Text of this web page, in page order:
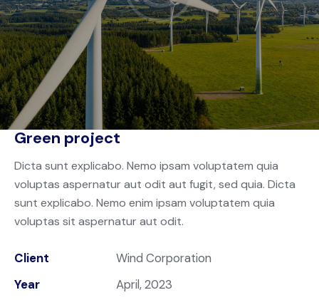
Green project
Dicta sunt explicabo. Nemo ipsam voluptatem quia
voluptas aspernatur aut odit aut fugit, sed quia. Dicta
sunt explicabo. Nemo enim ipsam voluptatem quia
voluptas sit aspernatur aut odit.
Client
Wind Corporation
Year
April, 2023